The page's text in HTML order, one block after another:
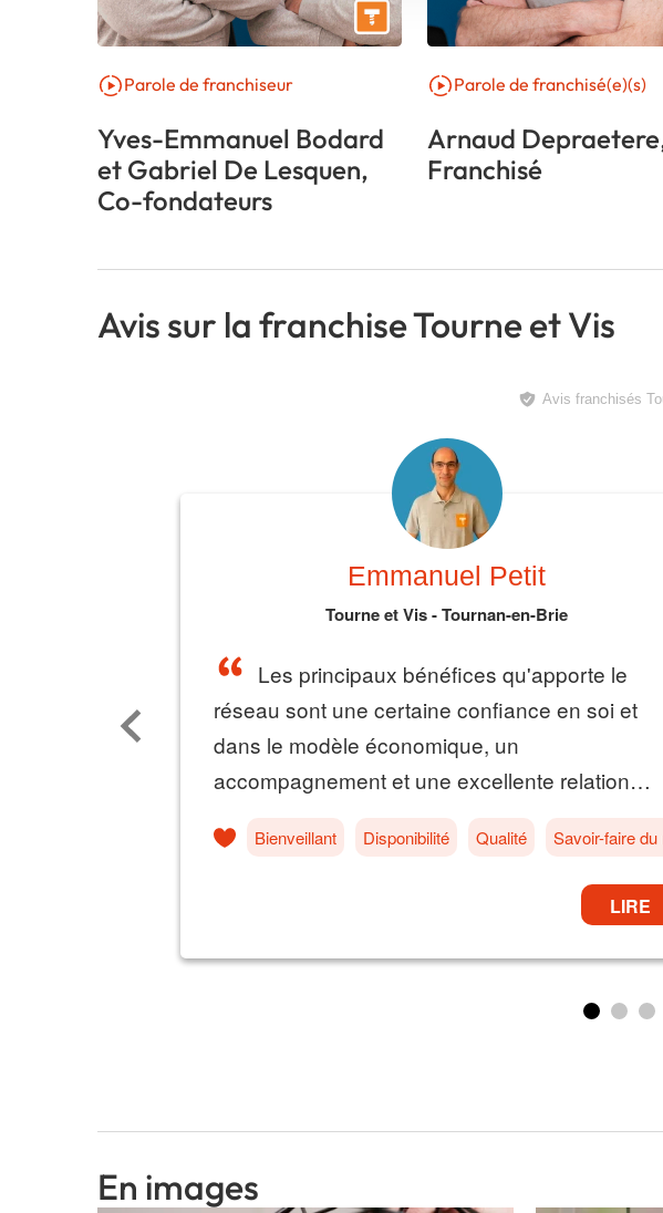
Yves-Emmanuel Bodard
et Gabriel De Lesquen,
Co-fondateurs
Parole de franchiseur
Arnaud
Franchisé
Parole de franchisé(e)(s)
Avis sur la franchise Tourne et Vis
En images